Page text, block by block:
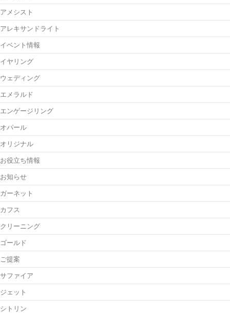
アメシスト
アレキサンドライト
イベント情報
イヤリング
ウェディング
エメラルド
エンゲージリング
オパール
オリジナル
お役立ち情報
お知らせ
ガーネット
カフス
クリーニング
ゴールド
ご提案
サファイア
ジェット
シトリン